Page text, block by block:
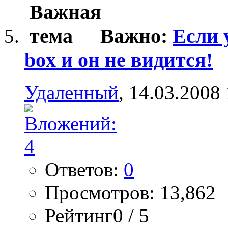
Важно: Если
box и он не видится!
Удаленный, 14.03.2008
Ответов: 0
Просмотров: 13,862
Рейтинг0 / 5